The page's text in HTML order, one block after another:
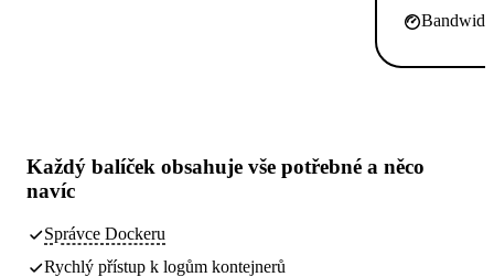
Každý balíček obsahuje vše potřebné a něco
navíc
Správce Dockeru
Rychlý přístup k logům kontejnerů